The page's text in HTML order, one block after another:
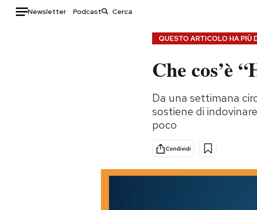
Newsletter Podcast
Consumismi
Storie/Idee
Ok Boomer!
Europa
QUESTO ARTICOLO HA PIÙ
Che cos’è
Da una settimana
sostiene di
poco
Condividi